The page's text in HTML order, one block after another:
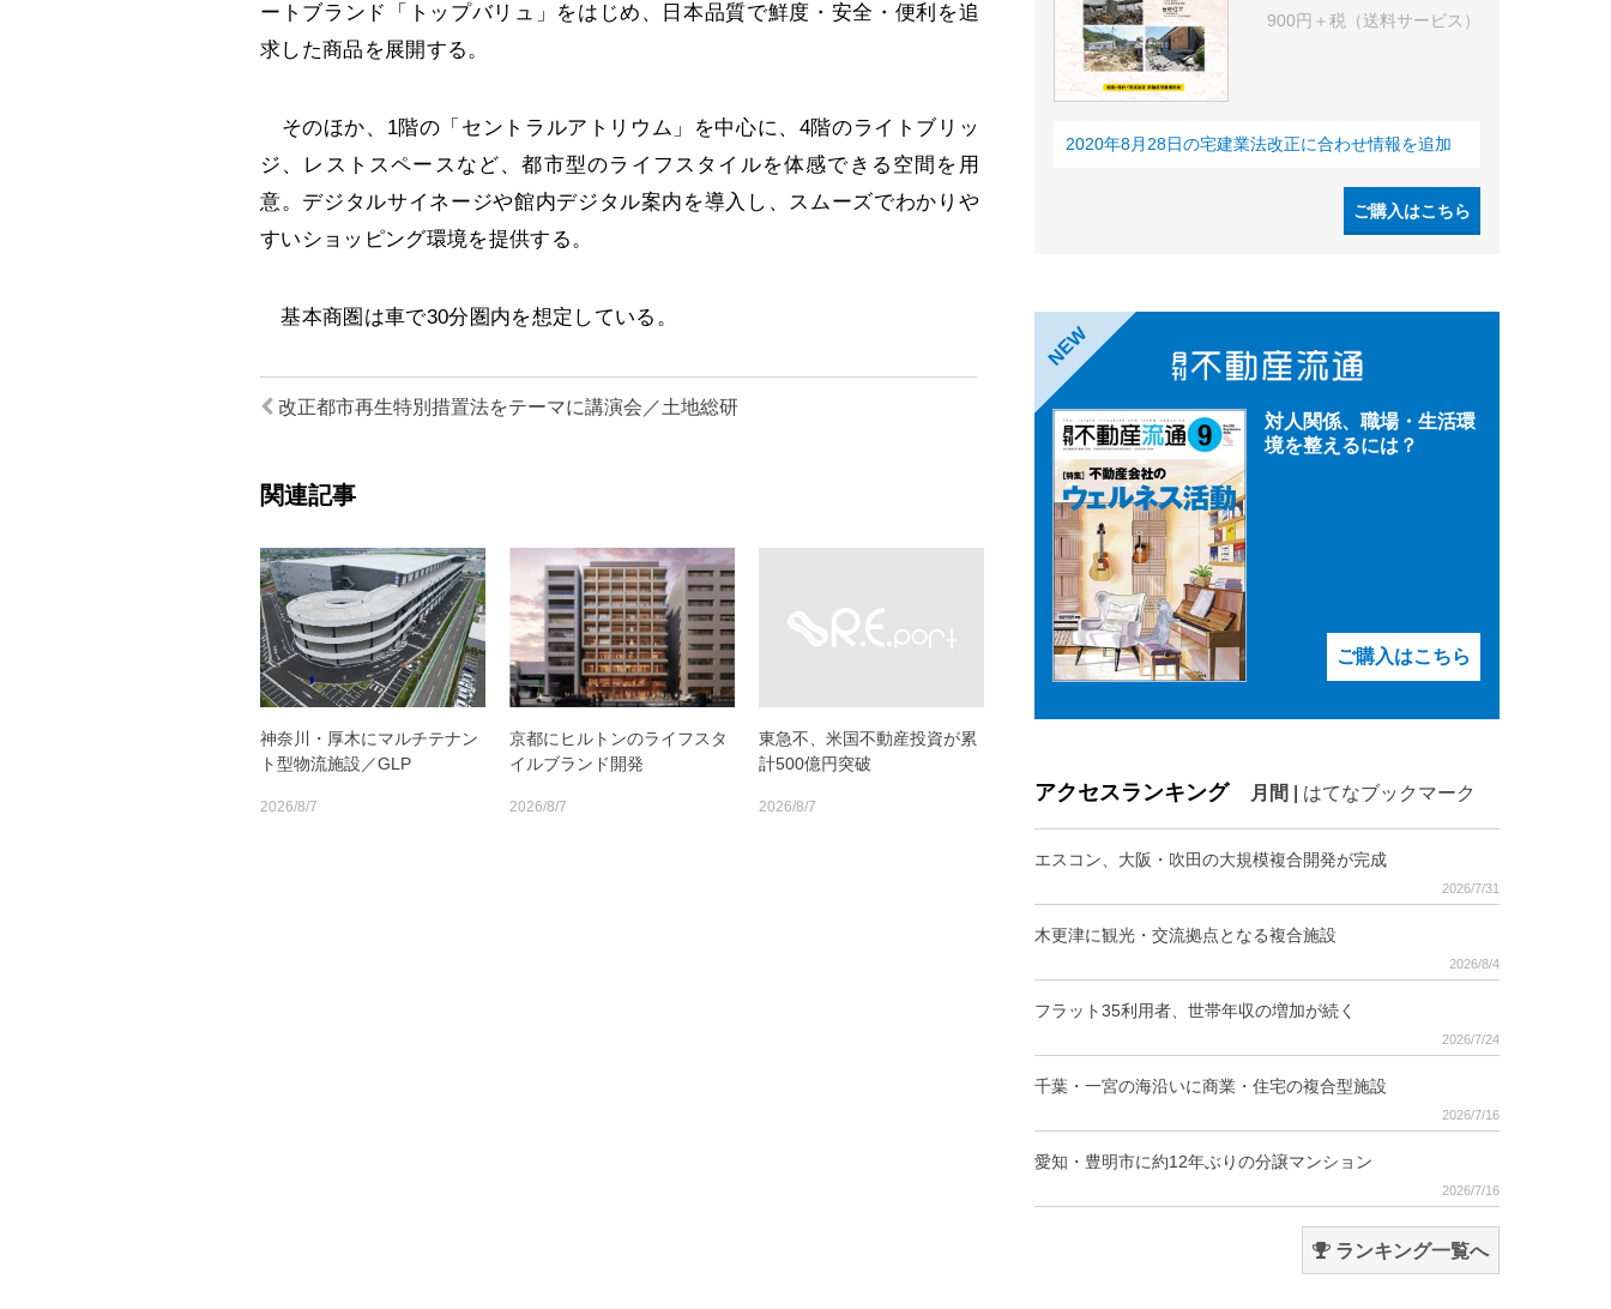
ートブランド「トップバリュ」をはじめ、日本品質で鮮度・安全・便利を追
求した商品を展開する。
そのほか、1階の「セントラルアトリウム」を中心に、4階のライトブリッ
ジ、レストスペースなど、都市型のライフスタイルを体感できる空間を用
意。デジタルサイネージや館内デジタル案内を導入し、スムーズでわかりや
すいショッピング環境を提供する。
基本商圏は車で30分圏内を想定している。
改正都市再生特別措置法をテーマに講演会／土地総研
関連記事
神奈川・厚木にマルチテナン
ト型物流施設／GLP
2026/8/7
京都にヒルトンのライフスタ
イルブランド開発
2026/8/7
東急不、米国不動産投資が累
計500億円突破
2026/8/7
900円＋税（送料サービス）
2020年8月28日の宅建業法改正に合わせ情報を追加
ご購入はこちら
NEW
対人関係、職場・生活環
境を整えるには？
ご購入はこちら
アクセスランキング 月間 はてなブックマーク
エスコン、大阪・吹田の大規模複合開発が完成
2026/7/31
木更津に観光・交流拠点となる複合施設
2026/8/4
フラット35利用者、世帯年収の増加が続く
2026/7/24
千葉・一宮の海沿いに商業・住宅の複合型施設
2026/7/16
愛知・豊明市に約12年ぶりの分譲マンション
2026/7/16
ランキング一覧へ